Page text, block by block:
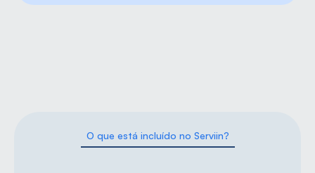
O que está incluído no Serviin?